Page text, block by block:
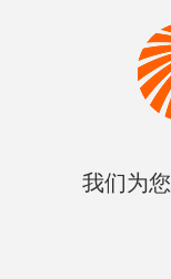
我们为